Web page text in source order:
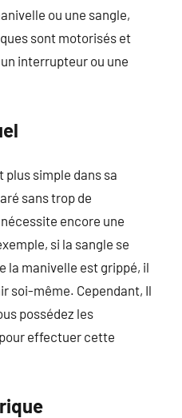
ou une sangle,
sont motorisés et
interrupteur ou une
plus simple dans sa
sans trop de
encore une
si la sangle se
la manivelle est grippé, il
soi-même. Cependant, Il
possédez les
effectuer cette